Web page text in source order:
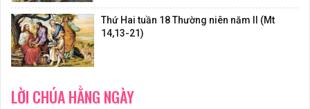
Thứ Hai tuần 18 Thường niên năm II (Mt
14,13-21)
LỜI CHÚA HẰNG NGÀY